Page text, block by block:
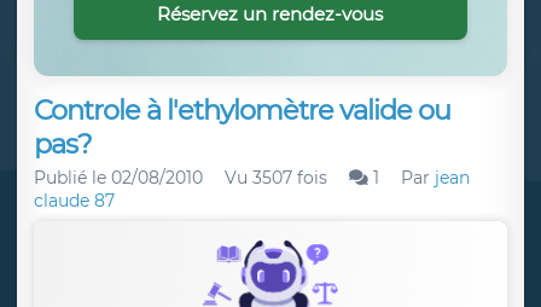
Controle à l'ethylomètre valide ou
pas?
Publié le 02/08/2010 Vu 3507 fois 1 Par jean
claude 87
Réservez un rendez-vous